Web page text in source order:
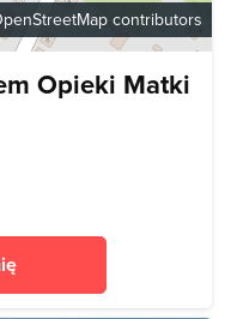
contributors
Opieki Matki